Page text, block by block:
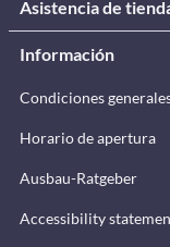
Asistencia de
Información
Condiciones
Horario de apertura
Ausbau-Ratgeber
Accessibility